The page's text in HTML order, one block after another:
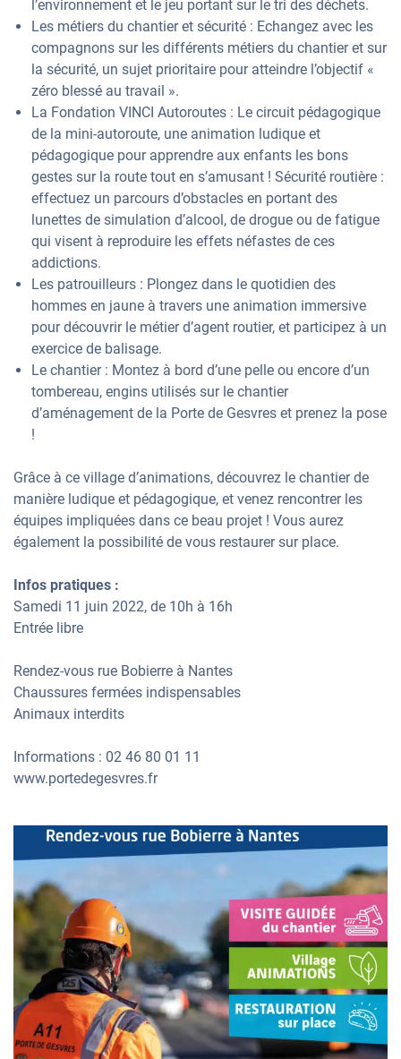
l’environnement et le jeu portant sur le tri des déchets.
Les métiers du chantier et sécurité : Echangez avec les
compagnons sur les différents métiers du chantier et sur
la sécurité, un sujet prioritaire pour atteindre l’objectif «
zéro blessé au travail ».
La Fondation VINCI Autoroutes : Le circuit pédagogique
de la mini-autoroute, une animation ludique et
pédagogique pour apprendre aux enfants les bons
gestes sur la route tout en s’amusant ! Sécurité routière :
effectuez un parcours d’obstacles en portant des
lunettes de simulation d’alcool, de drogue ou de fatigue
qui visent à reproduire les effets néfastes de ces
addictions.
Les patrouilleurs : Plongez dans le quotidien des
hommes en jaune à travers une animation immersive
pour découvrir le métier d’agent routier, et participez à un
exercice de balisage.
Le chantier : Montez à bord d’une pelle ou encore d’un
tombereau, engins utilisés sur le chantier
d’aménagement de la Porte de Gesvres et prenez la pose
!
Grâce à ce village d’animations, découvrez le chantier de
manière ludique et pédagogique, et venez rencontrer les
équipes impliquées dans ce beau projet ! Vous aurez
également la possibilité de vous restaurer sur place.
Infos pratiques :
Samedi 11 juin 2022, de 10h à 16h
Entrée libre
Rendez-vous rue Bobierre à Nantes
Chaussures fermées indispensables
Animaux interdits
Informations : 02 46 80 01 11
www.portedegesvres.fr